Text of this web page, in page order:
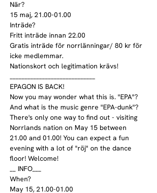
När?
15 maj, 21.00-01.00
Inträde?
Fritt inträde innan 22.00
Gratis inträde för norrlänningar/ 80 kr för
icke medlemmar.
Nationskort och legitimation krävs!
EPAGON IS BACK!
Now you may wonder what this is. "EPA"?
And what is the music genre "EPA-dunk"?
There's only one way to find out - visiting
Norrlands nation on May 15 between
21.00 and 01.00! You can expect a fun
evening with a lot of "röj" on the dance
floor! Welcome!
__ INFO___
When?
May 15, 21.00-01.00